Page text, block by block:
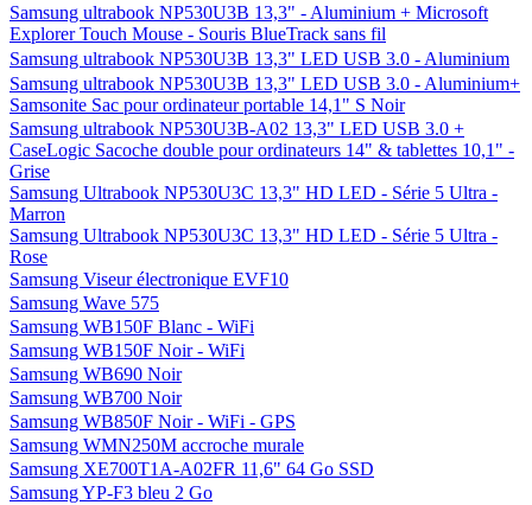
Samsung ultrabook NP530U3B 13,3" - Aluminium + Microsoft
Explorer Touch Mouse - Souris BlueTrack sans fil
Samsung ultrabook NP530U3B 13,3" LED USB 3.0 - Aluminium
Samsung ultrabook NP530U3B 13,3" LED USB 3.0 - Aluminium+
Samsonite Sac pour ordinateur portable 14,1" S Noir
Samsung ultrabook NP530U3B-A02 13,3" LED USB 3.0 +
CaseLogic Sacoche double pour ordinateurs 14" & tablettes 10,1" -
Grise
Samsung Ultrabook NP530U3C 13,3" HD LED - Série 5 Ultra -
Marron
Samsung Ultrabook NP530U3C 13,3" HD LED - Série 5 Ultra -
Rose
Samsung Viseur électronique EVF10
Samsung Wave 575
Samsung WB150F Blanc - WiFi
Samsung WB150F Noir - WiFi
Samsung WB690 Noir
Samsung WB700 Noir
Samsung WB850F Noir - WiFi - GPS
Samsung WMN250M accroche murale
Samsung XE700T1A-A02FR 11,6" 64 Go SSD
Samsung YP-F3 bleu 2 Go